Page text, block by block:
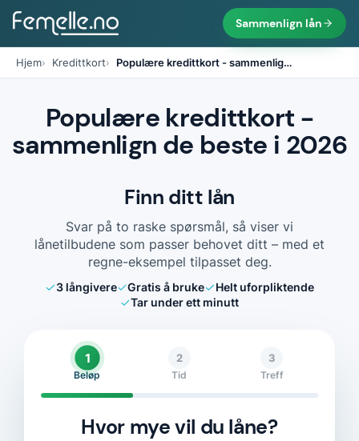
Sammenlign lån
Hjem Kredittkort Populære kredittkort - sammenlig…
Populære kredittkort -
sammenlign de beste i 2026
Finn ditt lån
Svar på to raske spørsmål, så viser vi
lånetilbudene som passer behovet ditt – med et
regne-eksempel tilpasset deg.
3långivere Gratis å bruke
Helt uforpliktende
Tar under ett minutt
1
Beløp
2
Tid
3
Treff
Hvor mye vil du låne?